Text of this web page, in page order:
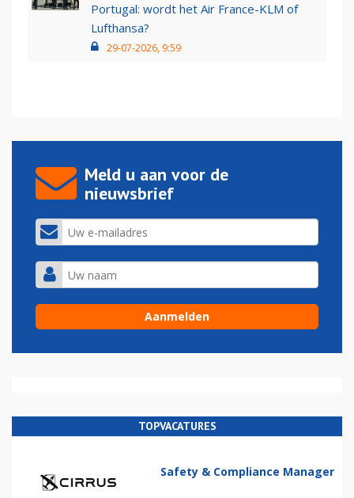
Portugal: wordt het Air France-KLM of
Lufthansa?
29-07-2026, 9:59
Meld u aan voor de
nieuwsbrief
TOPVACATURES
Safety & Compliance Manager